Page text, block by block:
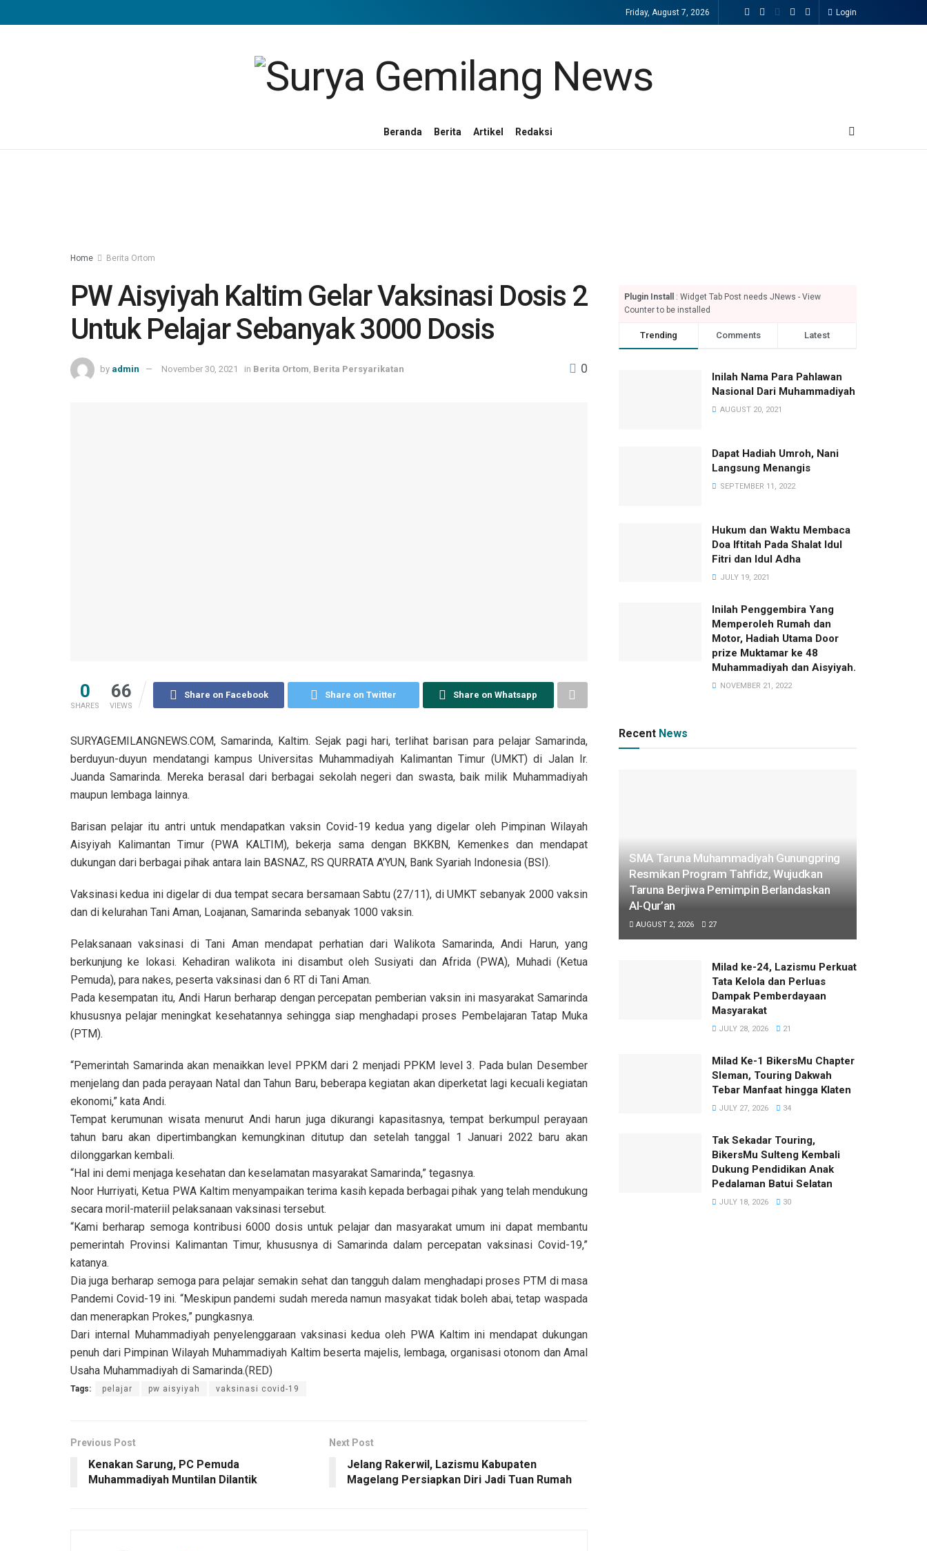
Friday, August 7, 2026 Login
Beranda Berita Artikel Redaksi
Home Berita Ortom
PW Aisyiyah Kaltim Gelar Vaksinasi Dosis 2
Untuk Pelajar Sebanyak 3000 Dosis
by admin November 30, 2021 in Berita Ortom Berita Persyarikatan 0
0
SHARES
66
VIEWS
Share on Facebook Share on Twitter Share on Whatsapp
SURYAGEMILANGNEWS.COM, Samarinda, Kaltim. Sejak pagi hari, terlihat barisan para pelajar Samarinda,
berduyun-duyun mendatangi kampus Universitas Muhammadiyah Kalimantan Timur (UMKT) di Jalan Ir.
Juanda Samarinda. Mereka berasal dari berbagai sekolah negeri dan swasta, baik milik Muhammadiyah
maupun lembaga lainnya.
Barisan pelajar itu antri untuk mendapatkan vaksin Covid-19 kedua yang digelar oleh Pimpinan Wilayah
Aisyiyah Kalimantan Timur (PWA KALTIM), bekerja sama dengan BKKBN, Kemenkes dan mendapat
dukungan dari berbagai pihak antara lain BASNAZ, RS QURRATA A’YUN, Bank Syariah Indonesia (BSI).
Vaksinasi kedua ini digelar di dua tempat secara bersamaan Sabtu (27/11), di UMKT sebanyak 2000 vaksin
dan di kelurahan Tani Aman, Loajanan, Samarinda sebanyak 1000 vaksin.
Pelaksanaan vaksinasi di Tani Aman mendapat perhatian dari Walikota Samarinda, Andi Harun, yang
berkunjung ke lokasi. Kehadiran walikota ini disambut oleh Susiyati dan Afrida (PWA), Muhadi (Ketua
Pemuda), para nakes, peserta vaksinasi dan 6 RT di Tani Aman.
Pada kesempatan itu, Andi Harun berharap dengan percepatan pemberian vaksin ini masyarakat Samarinda
khususnya pelajar meningkat kesehatannya sehingga siap menghadapi proses Pembelajaran Tatap Muka
(PTM).
“Pemerintah Samarinda akan menaikkan level PPKM dari 2 menjadi PPKM level 3. Pada bulan Desember
menjelang dan pada perayaan Natal dan Tahun Baru, beberapa kegiatan akan diperketat lagi kecuali kegiatan
ekonomi,” kata Andi.
Tempat kerumunan wisata menurut Andi harun juga dikurangi kapasitasnya, tempat berkumpul perayaan
tahun baru akan dipertimbangkan kemungkinan ditutup dan setelah tanggal 1 Januari 2022 baru akan
dilonggarkan kembali.
“Hal ini demi menjaga kesehatan dan keselamatan masyarakat Samarinda,” tegasnya.
Noor Hurriyati, Ketua PWA Kaltim menyampaikan terima kasih kepada berbagai pihak yang telah mendukung
secara moril-materiil pelaksanaan vaksinasi tersebut.
“Kami berharap semoga kontribusi 6000 dosis untuk pelajar dan masyarakat umum ini dapat membantu
pemerintah Provinsi Kalimantan Timur, khususnya di Samarinda dalam percepatan vaksinasi Covid-19,”
katanya.
Dia juga berharap semoga para pelajar semakin sehat dan tangguh dalam menghadapi proses PTM di masa
Pandemi Covid-19 ini. “Meskipun pandemi sudah mereda namun masyakat tidak boleh abai, tetap waspada
dan menerapkan Prokes,” pungkasnya.
Dari internal Muhammadiyah penyelenggaraan vaksinasi kedua oleh PWA Kaltim ini mendapat dukungan
penuh dari Pimpinan Wilayah Muhammadiyah Kaltim beserta majelis, lembaga, organisasi otonom dan Amal
Usaha Muhammadiyah di Samarinda.(RED)
Tags: pelajar pw aisyiyah vaksinasi covid-19
Previous Post
Kenakan Sarung, PC Pemuda
Muhammadiyah Muntilan Dilantik
Next Post
Jelang Rakerwil, Lazismu Kabupaten
Magelang Persiapkan Diri Jadi Tuan Rumah
Plugin Install
: Widget Tab Post needs JNews - View
Counter to be installed
Trending Comments Latest
Inilah Nama Para Pahlawan
Nasional Dari Muhammadiyah
AUGUST 20, 2021
Dapat Hadiah Umroh, Nani
Langsung Menangis
SEPTEMBER 11, 2022
Hukum dan Waktu Membaca
Doa Iftitah Pada Shalat Idul
Fitri dan Idul Adha
JULY 19, 2021
Inilah Penggembira Yang
Memperoleh Rumah dan
Motor, Hadiah Utama Door
prize Muktamar ke 48
Muhammadiyah dan Aisyiyah.
NOVEMBER 21, 2022
Recent News
SMA Taruna Muhammadiyah Gunungpring
Resmikan Program Tahfidz, Wujudkan
Taruna Berjiwa Pemimpin Berlandaskan
Al-Qur’an
AUGUST 2, 2026 27
Milad ke-24, Lazismu Perkuat
Tata Kelola dan Perluas
Dampak Pemberdayaan
Masyarakat
JULY 28, 2026 21
Milad Ke-1 BikersMu Chapter
Sleman, Touring Dakwah
Tebar Manfaat hingga Klaten
JULY 27, 2026 34
Tak Sekadar Touring,
BikersMu Sulteng Kembali
Dukung Pendidikan Anak
Pedalaman Batui Selatan
JULY 18, 2026 30